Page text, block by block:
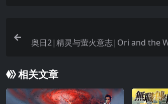
奥日2|精灵与萤火意志|Ori and the
相关文章